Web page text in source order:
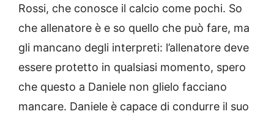
Rossi, che conosce il calcio come pochi. So
che allenatore è e so quello che può fare, ma
gli mancano degli interpreti: l’allenatore deve
essere protetto in qualsiasi momento, spero
che questo a Daniele non glielo facciano
mancare. Daniele è capace di condurre il suo